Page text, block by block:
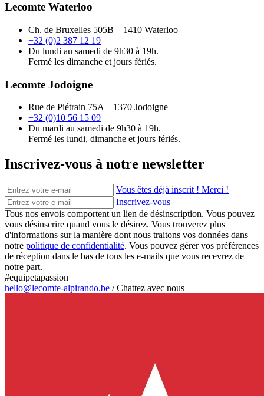
Lecomte Waterloo
Ch. de Bruxelles 505B – 1410 Waterloo
+32 (0)2 387 12 19
Du lundi au samedi de 9h30 à 19h.
Fermé les dimanche et jours fériés.
Lecomte Jodoigne
Rue de Piétrain 75A – 1370 Jodoigne
+32 (0)10 56 15 09
Du mardi au samedi de 9h30 à 19h.
Fermé les lundi, dimanche et jours fériés.
Inscrivez-vous à notre newsletter
Vous êtes déjà inscrit ! Merci !
Inscrivez-vous
Tous nos envois comportent un lien de désinscription. Vous pouvez
vous désinscrire quand vous le désirez. Vous trouverez plus
d'informations sur la manière dont nous traitons vos données dans
notre politique de confidentialité. Vous pouvez gérer vos préférences
de réception dans le bas de tous les e-mails que vous recevrez de
notre part.
#equipetapassion
hello@lecomte-alpirando.be /Chattez avec nous